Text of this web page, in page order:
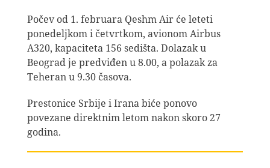
Počev od 1. februara Qeshm Air će leteti
ponedeljkom i četvrtkom, avionom Airbus
A320, kapaciteta 156 sedišta. Dolazak u
Beograd je predviđen u 8.00, a polazak za
Teheran u 9.30 časova.
Prestonice Srbije i Irana biće ponovo
povezane direktnim letom nakon skoro 27
godina.